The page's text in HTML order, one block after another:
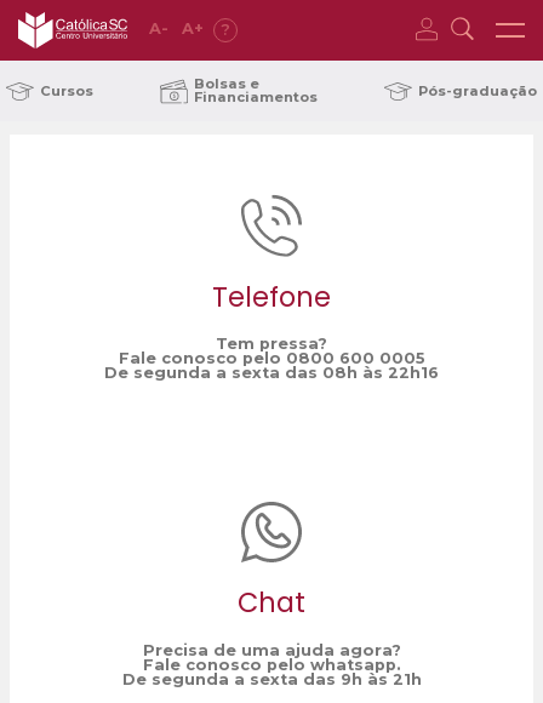
A- A+ ?
Cursos Bolsas e
Financiamentos Pós-graduação
Telefone
Tem pressa?
Fale conosco pelo 0800 600 0005
De segunda a sexta das 08h às 22h16
Chat
Precisa de uma ajuda agora?
Fale conosco pelo whatsapp.
De segunda a sexta das 9h às 21h